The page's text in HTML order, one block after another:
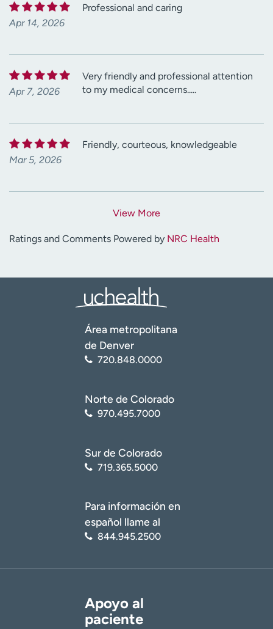
Apr 14, 2026
Professional and caring
Apr 7, 2026
Very friendly and professional attention
to my medical concerns.....
Mar 5, 2026
Friendly, courteous, knowledgeable
View More
Ratings and Comments Powered by NRC Health
Área metropolitana
de Denver
720.848.0000
Norte de Colorado
970.495.7000
Sur de Colorado
719.365.5000
Para información en
español llame al
844.945.2500
Apoyo al
paciente